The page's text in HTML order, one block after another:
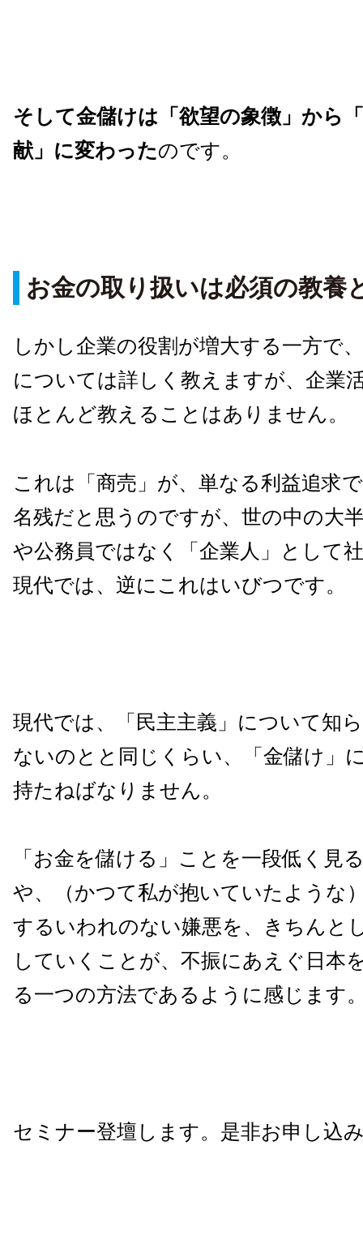
そして金儲けは「欲望の象徴」から
献」に変わったのです。
お金の取り扱いは必須の教養
しかし企業の役割が増大する一方で
については詳しく教えますが、企業
ほとんど教えることはありません。
これは「商売」が、単なる利益追求
名残だと思うのですが、世の中の大
や公務員ではなく「企業人」として
現代では、逆にこれはいびつです。
現代では、「民主主義」について知
ないのとと同じくらい、「金儲け」
持たねばなりません。
「お金を儲ける」ことを一段低く見
や、（かつて私が抱いていたような
するいわれのない嫌悪を、きちんと
していくことが、不振にあえぐ日本
る一つの方法であるように感じます
セミナー登壇します。是非お申し込